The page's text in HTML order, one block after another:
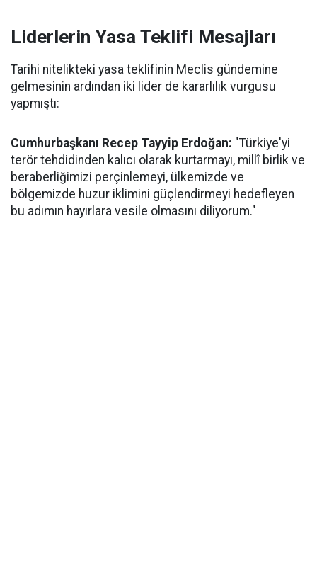
Liderlerin Yasa Teklifi Mesajları
Tarihi nitelikteki yasa teklifinin Meclis gündemine
gelmesinin ardından iki lider de kararlılık vurgusu
yapmıştı:
Cumhurbaşkanı Recep Tayyip Erdoğan: "Türkiye'yi
terör tehdidinden kalıcı olarak kurtarmayı, millî birlik ve
beraberliğimizi perçinlemeyi, ülkemizde ve
bölgemizde huzur iklimini güçlendirmeyi hedefleyen
bu adımın hayırlara vesile olmasını diliyorum."